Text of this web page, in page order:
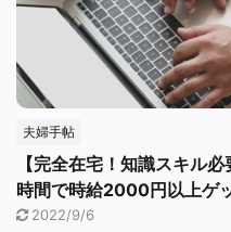
夫婦手帖
【完全在宅！知識スキル
時間で時給2000円以上ゲ
2022/9/6